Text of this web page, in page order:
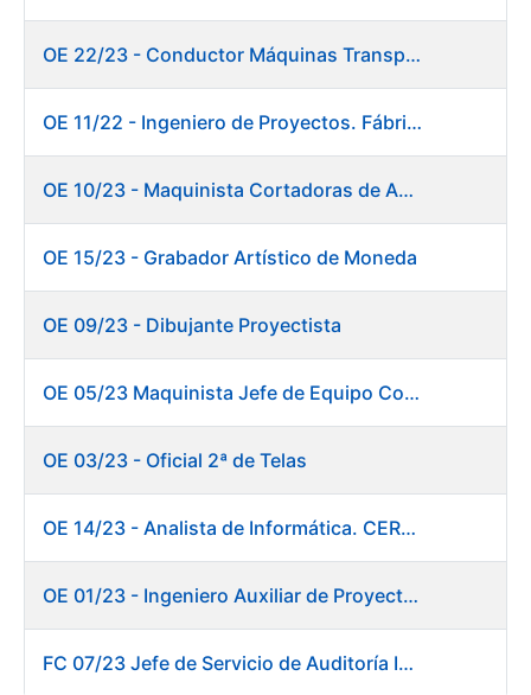
OE 22/23 - Conductor Máquinas Transportadoras-Elevadoras. Fábrica Papel.
OE 11/22 - Ingeniero de Proyectos. Fábrica de Papel
OE 10/23 - Maquinista Cortadoras de Acabados.
OE 15/23 - Grabador Artístico de Moneda
OE 09/23 - Dibujante Proyectista
OE 05/23 Maquinista Jefe de Equipo Corte y Enfajado
OE 03/23 - Oficial 2ª de Telas
OE 14/23 - Analista de Informática. CERES
OE 01/23 - Ingeniero Auxiliar de Proyectos. Innovación
FC 07/23 Jefe de Servicio de Auditoría Interna